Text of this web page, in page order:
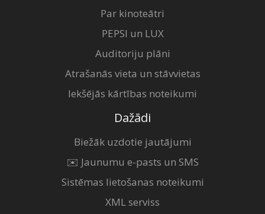
Par kinoteātri
PEPSI un LUX
Auditoriju plāni
Atrašanās vieta un stāvvietas
Iekšējās kārtības noteikumi
Dažādi
Biežāk uzdotie jautājumi
✉️ Jaunumu e-pasts un SMS
Sistēmas lietošanas noteikumi
XML serviss